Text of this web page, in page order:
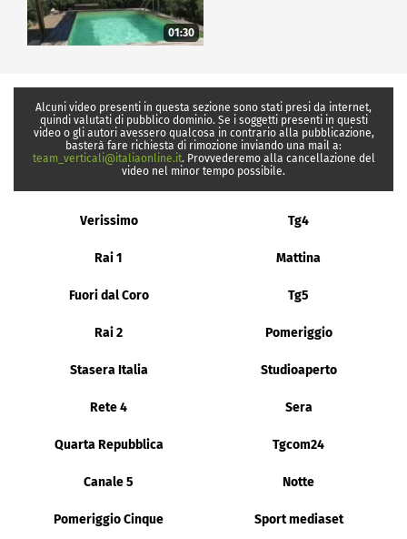
01:30
Alcuni video presenti in questa sezione sono stati presi da internet,
quindi valutati di pubblico dominio. Se i soggetti presenti in questi
video o gli autori avessero qualcosa in contrario alla pubblicazione,
basterà fare richiesta di rimozione inviando una mail a:
team_verticali@italiaonline.it. Provvederemo alla cancellazione del
video nel minor tempo possibile.
Verissimo Tg4
Rai 1 Mattina
Fuori dal Coro Tg5
Rai 2 Pomeriggio
Stasera Italia Studioaperto
Rete 4 Sera
Quarta Repubblica Tgcom24
Canale 5 Notte
Pomeriggio Cinque Sport mediaset